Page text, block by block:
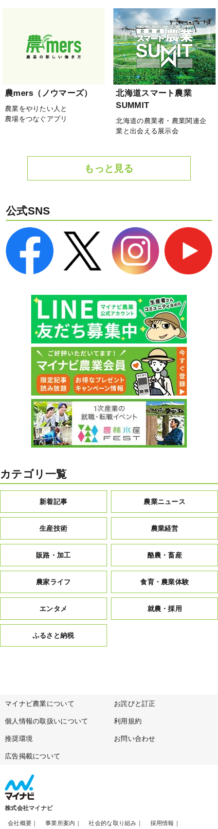
農mers（ノウマーズ）
農業をやりたい人と
農場をつなぐアプリ
北海道スマート農業
SUMMIT
北海道の農業者・農業関連企
業と出会える展示会
もっと見る
公式SNS
カテゴリ一覧
新着記事 農業ニュース
生産技術 農業経営
販路・加工 酪農・畜産
農家ライフ 食育・農業体験
エンタメ 就農・採用
ふるさと納税
マイナビ農業について お詫びと訂正
個人情報の取扱いについて 利用規約
推奨環境 お問い合わせ
広告掲載について
株式会社マイナビ
会社概要 事業所案内 社会的な取り組み 採用情報